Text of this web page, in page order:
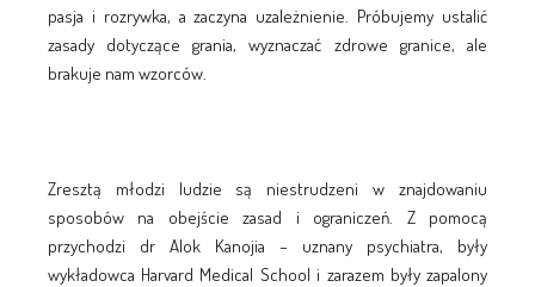
pasja i rozrywka, a zaczyna uzależnienie. Próbujemy ustalić
zasady dotyczące grania, wyznaczać zdrowe granice, ale
brakuje nam wzorców.
Zresztą młodzi ludzie są niestrudzeni w znajdowaniu
sposobów na obejście zasad i ograniczeń. Z pomocą
przychodzi dr Alok Kanojia – uznany psychiatra, były
wykładowca Harvard Medical School i zarazem były zapalony